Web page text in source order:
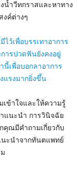
น้ำวีทกราสและหาทาง
งค์ต่างๆ
ว้เพื่อบรรเทาอาการ
ารปวดฟันยังคงอยู่
เพื่อบอกลาอาการ
รงมากยิ่งขึ้น
ข้าใจและให้ความรู้
แนะนำ การวินิจฉัย
คุณมีคำถามเกี่ยวกับ
นะนำจากทันตแพทย์